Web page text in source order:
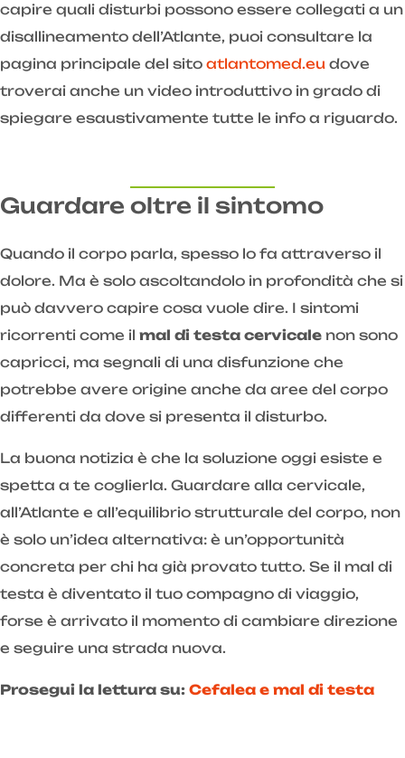
capire quali disturbi possono essere collegati a un
disallineamento dell’Atlante, puoi consultare la
pagina principale del sito atlantomed.eu dove
troverai anche un video introduttivo in grado di
spiegare esaustivamente tutte le info a riguardo.
Guardare oltre il sintomo
Quando il corpo parla, spesso lo fa attraverso il
dolore. Ma è solo ascoltandolo in profondità che si
può davvero capire cosa vuole dire. I sintomi
ricorrenti come il mal di testa cervicale non sono
capricci, ma segnali di una disfunzione che
potrebbe avere origine anche da aree del corpo
differenti da dove si presenta il disturbo.
La buona notizia è che la soluzione oggi esiste e
spetta a te coglierla. Guardare alla cervicale,
all’Atlante e all’equilibrio strutturale del corpo, non
è solo un’idea alternativa: è un’opportunità
concreta per chi ha già provato tutto. Se il mal di
testa è diventato il tuo compagno di viaggio,
forse è arrivato il momento di cambiare direzione
e seguire una strada nuova.
Prosegui la lettura su: Cefalea e mal di testa